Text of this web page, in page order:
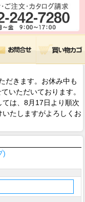
だきます。お休み中も
いただいております。
は、8月17日より順次
たしますがよろしくお
)